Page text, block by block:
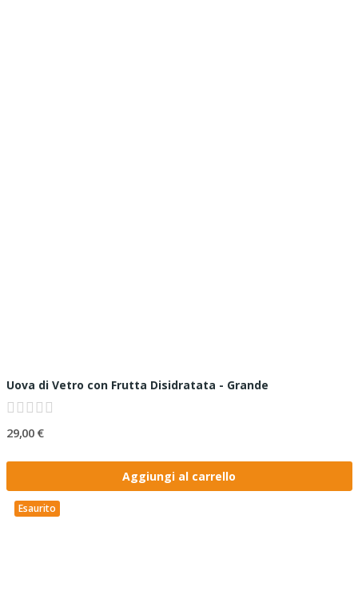
Uova di Vetro con Frutta Disidratata - Grande
29,00 €
Aggiungi al carrello
Esaurito